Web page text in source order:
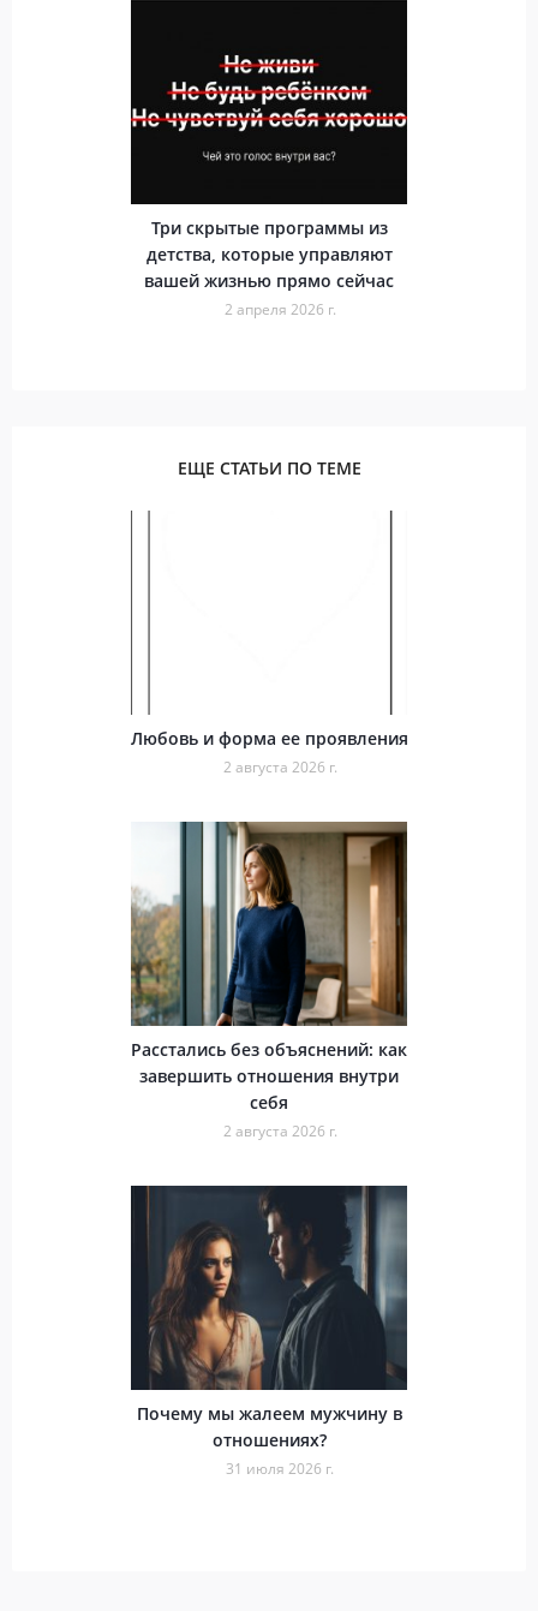
Три скрытые программы из
детства, которые управляют
вашей жизнью прямо сейчас
2 апреля 2026 г.
ЕЩЕ СТАТЬИ ПО ТЕМЕ
Любовь и форма ее проявления
2 августа 2026 г.
Расстались без объяснений: как
завершить отношения внутри
себя
2 августа 2026 г.
Почему мы жалеем мужчину в
отношениях?
31 июля 2026 г.